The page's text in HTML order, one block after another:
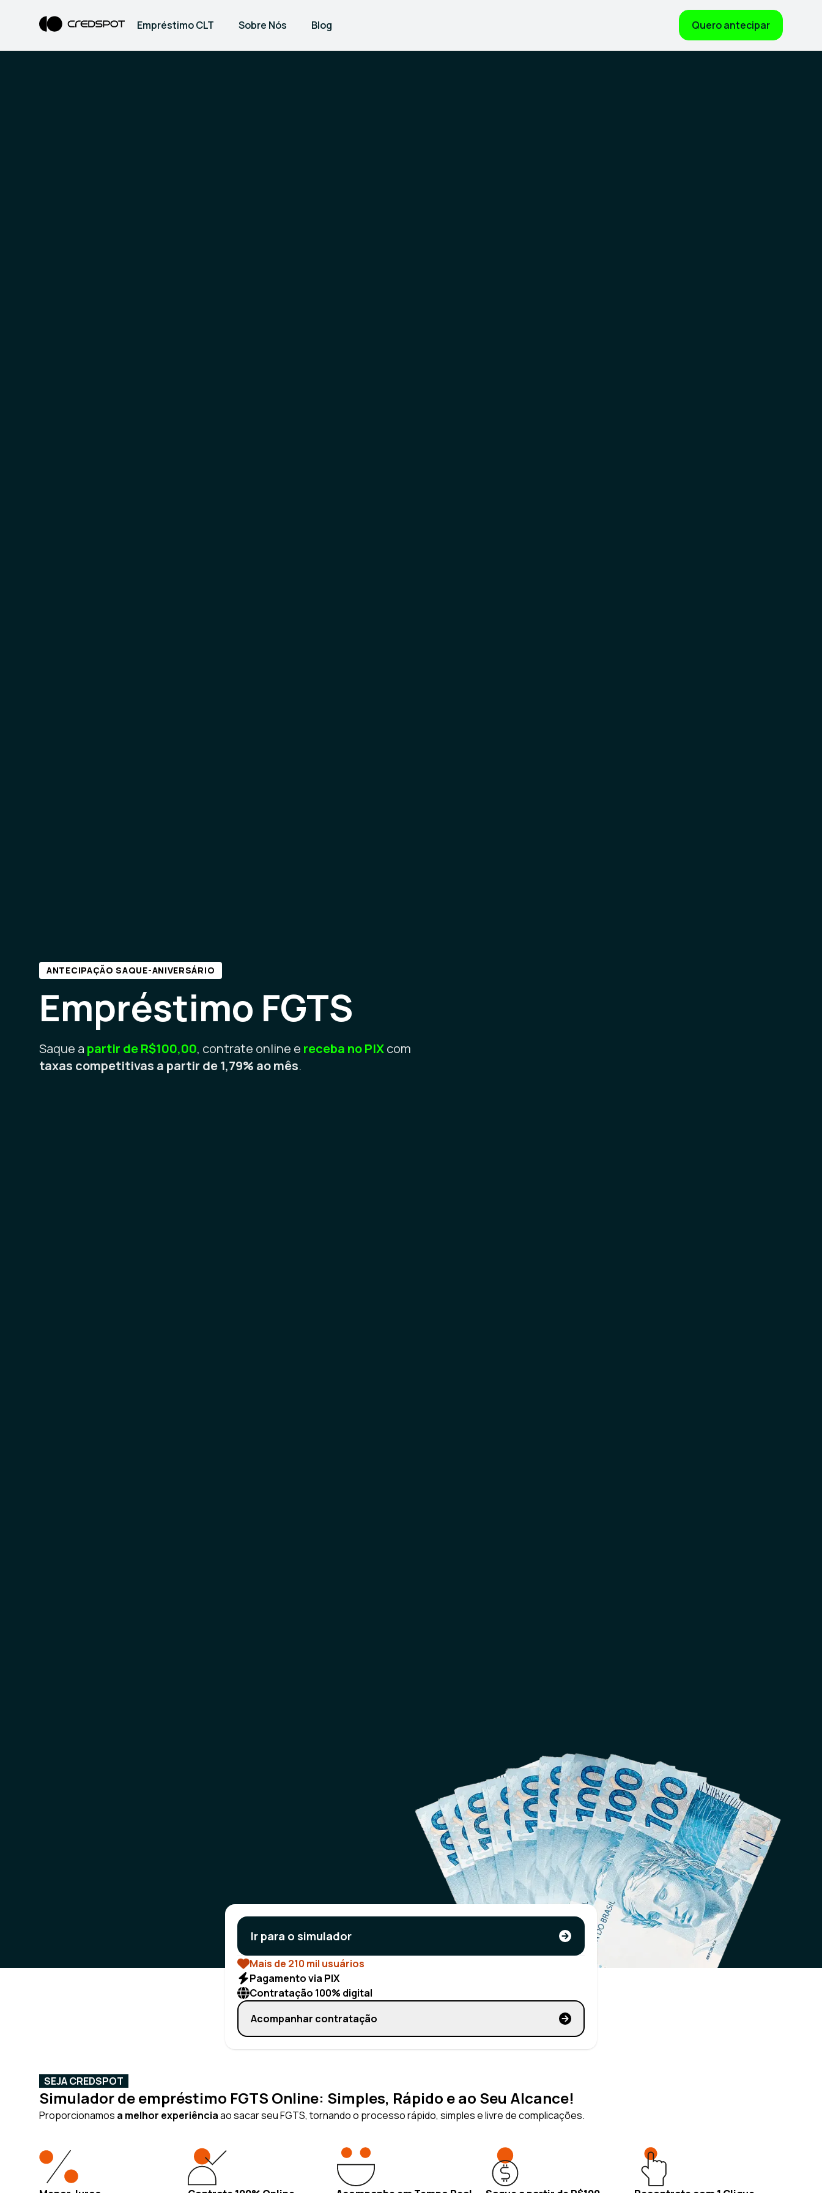
Empréstimo CLT Sobre Nós Blog Quero antecipar
ANTECIPAÇÃO SAQUE-ANIVERSÁRIO
Empréstimo FGTS
Saque a partir de R$100,00, contrate online e receba no PIXcom
taxas competitivas a partir de 1,79% ao mês.
Ir para o simulador
Mais de 210 mil usuários
Pagamento via PIX
Contratação 100% digital
Acompanhar contratação
SEJA CREDSPOT
Simulador de empréstimo FGTS Online: Simples, Rápido e ao Seu Alcance!
Proporcionamos a melhor experiênciaao sacar seu FGTS, tornando o processo rápido, simples e livre de complicações.